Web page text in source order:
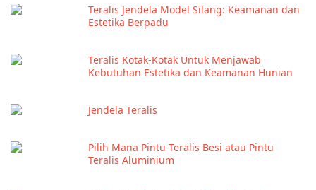
Teralis Jendela Model Silang: Keamanan dan
Estetika Berpadu
Teralis Kotak-Kotak Untuk Menjawab
Kebutuhan Estetika dan Keamanan Hunian
Jendela Teralis
Pilih Mana Pintu Teralis Besi atau Pintu
Teralis Aluminium